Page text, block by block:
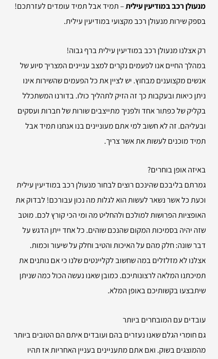
מנעולן רכב במודיעין עילית– תמיד אבל תמיד עומדים לעזרתכם!
בספק שירות מנעולן רכב מקצועי במודיעין עילית.
רק אצלנו מנעולן רכב במודיעין עילית ברף גבוה!
במהלך החיים אנו לפעמים נקרים למצב עניינים המצריך סיוע של
אנשים מקצוענים מבחוץ. יש לציין את כל הפעמים שהשירות אינו
ניתן כיאות ובעקבות כך זה הזיק לתהליך כולו. בדורנו המשתכלל
בקליק של כפתור אחד ולפניך מתייצבים שורות של חברות ועסקים
ובעליהם. זה לא חשוב למי אתם מעוניינים בנו אנחנו תמיד אבל
תמיד מוכנים לעשות את אשר צריך.
באיזה אופן בוחרים?
גמרתם בליבכם שהינכם רוצים לבחור מנעולן רכב במודיעין עילית
וכעת כל אשר נשאר לעשות הוא לגלות מה נכון עבורכם! לבדוק את
האופציות הפרושות למולכם ולהחליט מה ומי הכי קורץ לכם. מוטב
שזה יהיה בסמיכות המקום שהנכם שוהים. כל אחד ייתן הדגש על
דבר שונה: חלק מהם על האיכות והטיב וחלק על שיעור וכמות.
אצלנו לא מזלזלים במה שחשוב לקליינטים שלנו כי אם נותנים את
תמיכתנו המלאה לרצונותיכם. כמובן שאנו נעשה הכול כמה שניתן
שיתבצעו בקשותיכם באופן המלא.
עובדים עם המובחרים ביותר
גם חומרי הגלם שאנו נעזרים בהם ועובדים איתם הם הטובים ביותר
מהמוצגים בשוק. ואם אתם מתעניינים בעניין האחריות אז תהיו